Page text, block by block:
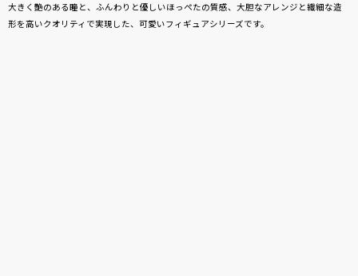
大きく艶のある瞳と、ふんわりと優しいほっぺたの質感、大胆なアレンジと繊細な造
形を高いクオリティで実現した、可愛いフィギュアシリーズです。